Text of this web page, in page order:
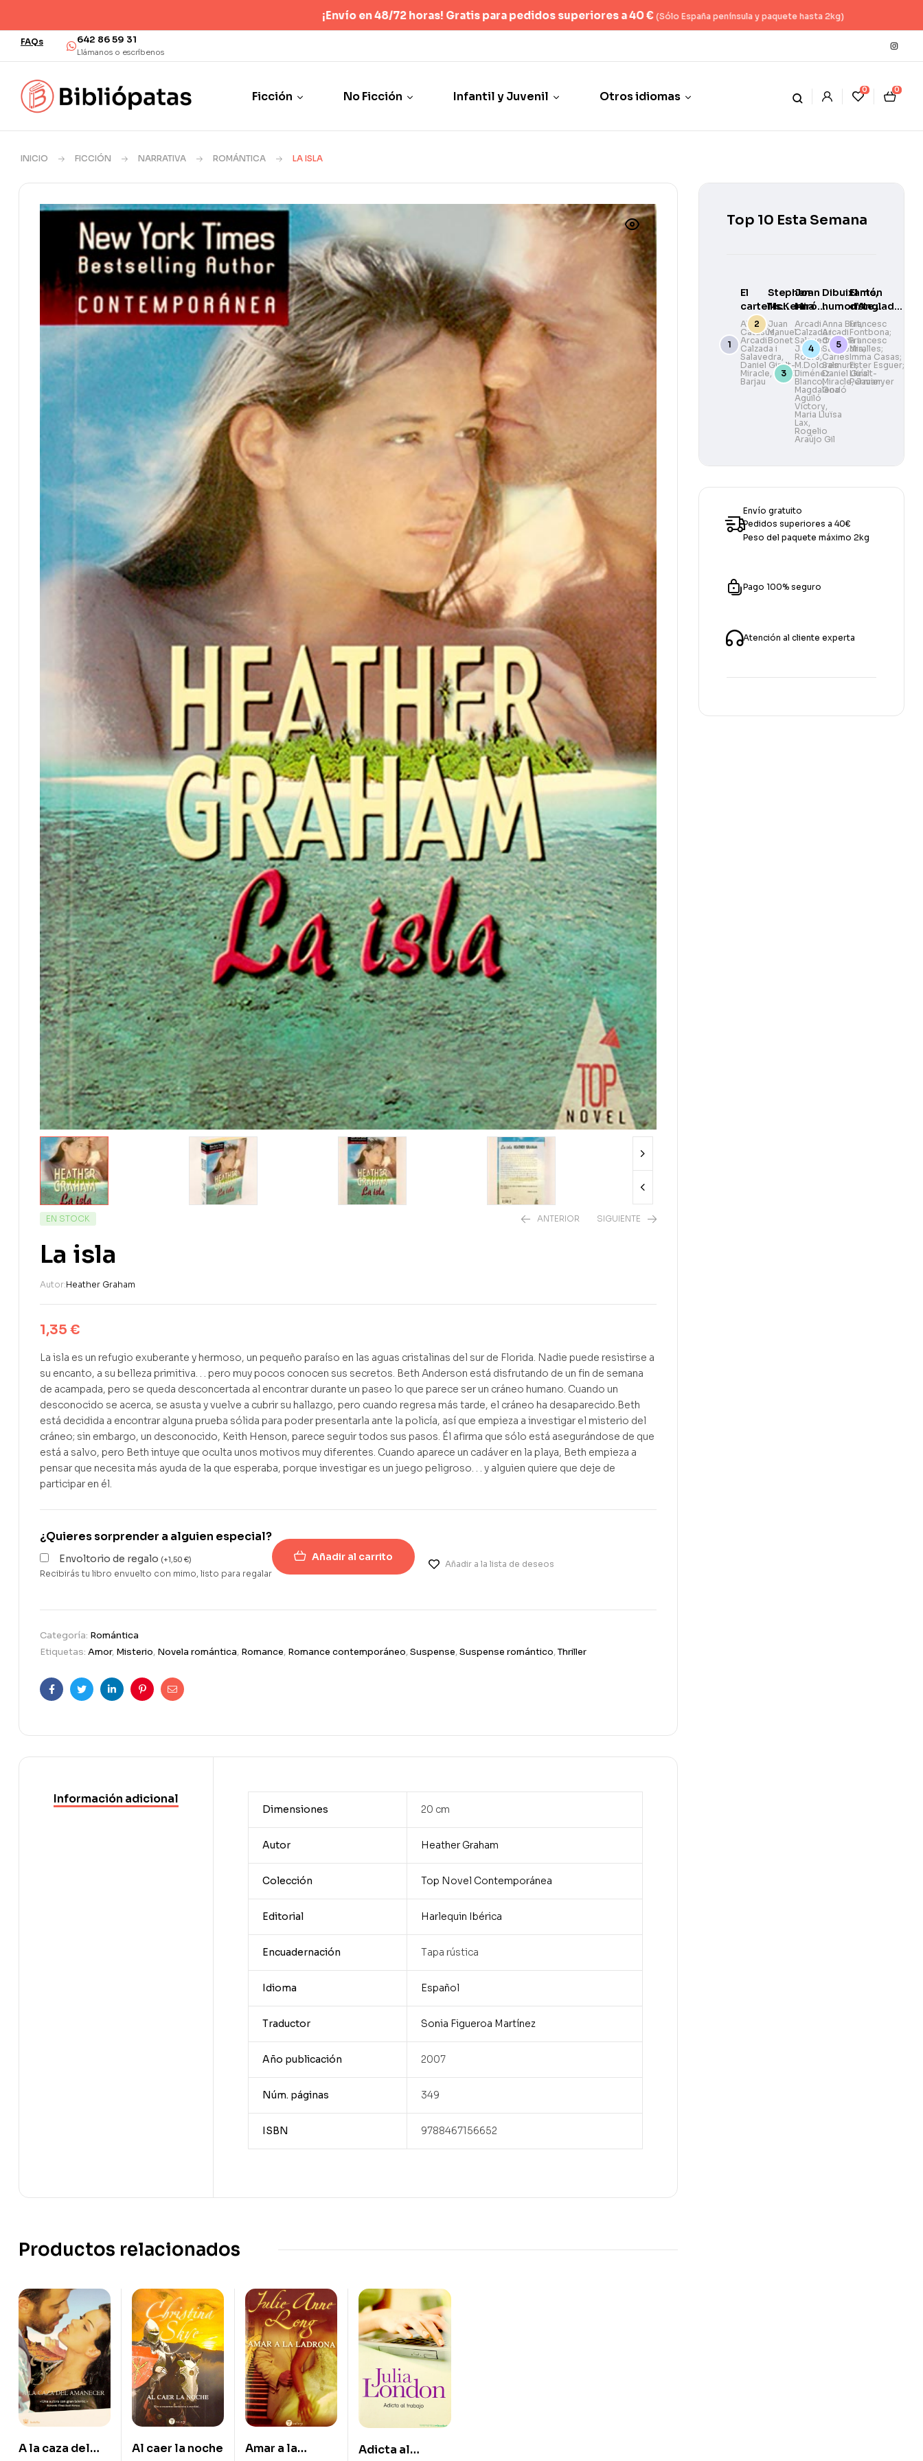
¡Envío en 48/72 horas! Gratis para pedidos superiores a 40 €(Sólo España península y paquete hasta 2kg)
FAQs 642 86 59 31
Llámanos o escríbenos
Ficción No Ficción Infantil y Juvenil Otros idiomas 0 0
INICIO FICCIÓN NARRATIVA ROMÁNTICA LA ISLA
EN STOCK ANTERIOR SIGUIENTE
La isla
Autor:Heather Graham
1,35 €
La isla es un refugio exuberante y hermoso, un pequeño paraíso en las aguas cristalinas del sur de Florida. Nadie puede resistirse a
su encanto, a su belleza primitiva. . . pero muy pocos conocen sus secretos. Beth Anderson está disfrutando de un fin de semana
de acampada, pero se queda desconcertada al encontrar durante un paseo lo que parece ser un cráneo humano. Cuando un
desconocido se acerca, se asusta y vuelve a cubrir su hallazgo, pero cuando regresa más tarde, el cráneo ha desaparecido.Beth
está decidida a encontrar alguna prueba sólida para poder presentarla ante la policía, así que empieza a investigar el misterio del
cráneo; sin embargo, un desconocido, Keith Henson, parece seguir todos sus pasos. Él afirma que sólo está asegurándose de que
está a salvo, pero Beth intuye que oculta unos motivos muy diferentes. Cuando aparece un cadáver en la playa, Beth empieza a
pensar que necesita más ayuda de la que esperaba, porque investigar es un juego peligroso. . . y alguien quiere que deje de
participar en él.
¿Quieres sorprender a alguien especial?
Envoltorio de regalo (+1,50 €)
Recibirás tu libro envuelto con mimo, listo para regalar
Añadir al carrito
Añadir a la lista de deseos
Categoría: Romántica
Etiquetas: Amor, Misterio, Novela romántica, Romance, Romance contemporáneo,Suspense,Suspense romántico,Thriller
FacebookTwitterLinkedinPinterestCorreo
Información adicional
Dimensiones 20 cm
Autor Heather Graham
Colección Top Novel Contemporánea
Editorial Harlequin Ibérica
Encuadernación Tapa rústica
Idioma Español
Traductor Sonia Figueroa Martínez
Año publicación 2007
Núm. páginas 349
ISBN 9788467156652
Productos relacionados
A la caza del
Al caer la noche
Amar a la
Adicta al
Top 10 Esta Semana
El
cartellisme
de Ramon
Casas
Aleix
Catasús,
Arcadi
Calzada i
Salavedra,
Daniel Giralt-
Miracle, Santil
Barjau
Stephen
McKenna
Juan
Manuel
Bonet
Joan
Miró.
Paisatges
Arcadi
Calzada i
Salavedra ,
Jaume
Roers,
M.Dolores
Jiménez-
Blanco,
Magdalena
Aguiló
Victory,
Maria Lluïsa
Lax,
Rogelio
Araújo Gil
Dibuixants,
humoristes
i
il·lustradors
de La
Vanguardia
1881–2006
Anna Buit,
Arcadi
Calzada i
Salavedra,
Carles
Salmurri,
Daniel Giralt-
Miracle,Javier
Godó
El món
d’Anglada-
Camarasa
Francesc
Fontbona;
Francesc
Miralles;
Imma Casas;
Ester Esguer;
Lluís
Permanyer
Envío gratuito
Pedidos superiores a 40€
Peso del paquete máximo 2kg
Pago 100% seguro
Atención al cliente experta